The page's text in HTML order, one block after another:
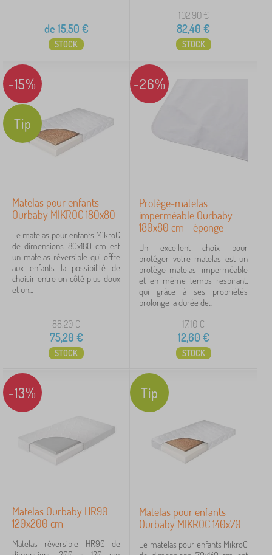
de 15,50 €
STOCK
102,90€
82,40 €
STOCK
-15%
Tip
Matelas pour enfants
Ourbaby MIKROC 180x80
Le matelas pour enfants MikroC
de dimensions 80x180 cm est
un matelas réversible qui offre
aux enfants la possibilité de
choisir entre un côté plus doux
et un...
88,20€
75,20 €
STOCK
-26%
Protège-matelas
imperméable Ourbaby
180x80 cm - éponge
Un excellent choix pour
protéger votre matelas est un
protège-matelas imperméable
et en même temps respirant,
qui grâce à ses propriétés
prolonge la durée de...
17,10€
12,60 €
STOCK
-13%
Matelas Ourbaby HR90
120x200 cm
Matelas réversible HR90 de
Tip
Matelas pour enfants
Ourbaby MIKROC 140x70
Le matelas pour enfants MikroC